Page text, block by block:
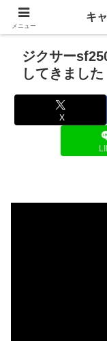
ジクサー
してきまし
X
メニュー
キ